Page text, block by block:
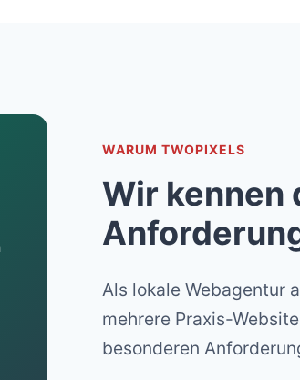
WARUM TWOPIXELS
Wir kennen
Als lokale Webagentur
mehrere Praxis-
besonderen